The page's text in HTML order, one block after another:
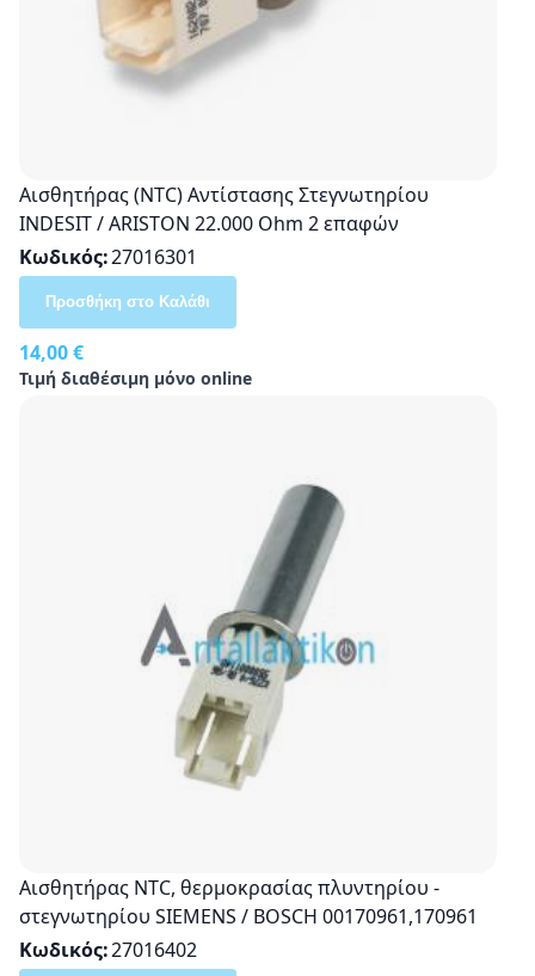
Αισθητήρας (NTC) Αντίστασης Στεγνωτηρίου
INDESIT / ARISTON 22.000 Ohm 2 επαφών
Κωδικός 27016301
14,00 €
Τιμή διαθέσιμη μόνο online
Προσθήκη στο Καλάθι
Αισθητήρας NTC, θερμοκρασίας πλυντηρίου -
στεγνωτηρίου SIEMENS / BOSCH 00170961,170961
Κωδικός 27016402